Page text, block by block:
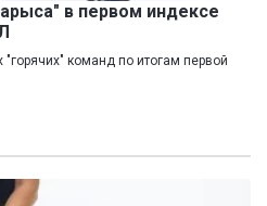
в первом индексе
команд по итогам первой